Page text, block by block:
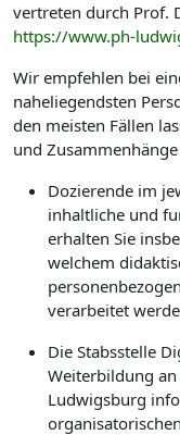
vertreten durch Prof.
https://www.ph-
Wir empfehlen bei
naheliegendsten
den meisten Fällen
und
Dozierende im
inhaltliche und
erhalten Sie
welchem
verarbeitet
Die Stabsstelle
Weiterbildung
Ludwigsburg